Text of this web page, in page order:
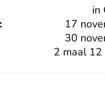
in
2 maal 12
30
17